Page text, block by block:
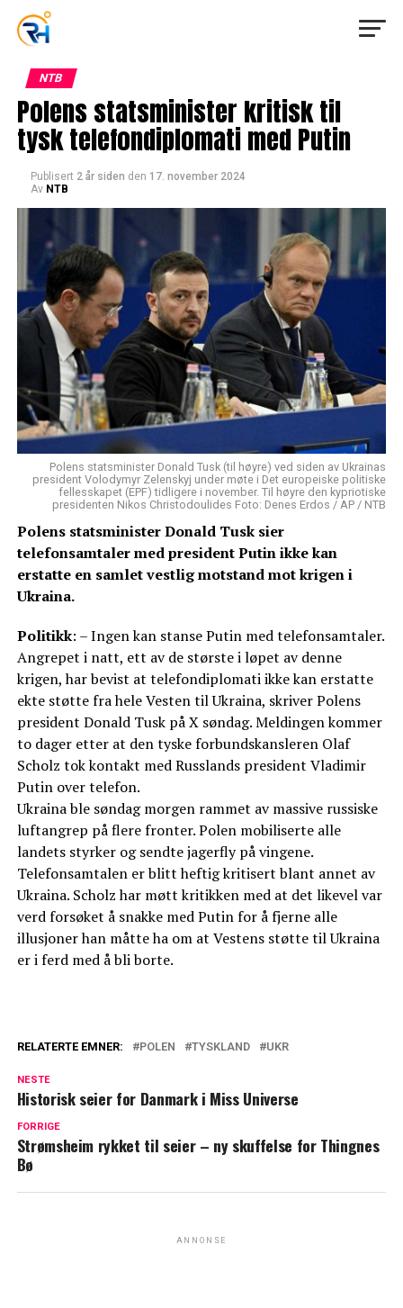
NTB
Polens statsminister kritisk til
tysk telefondiplomati med Putin
Publisert 2 år siden den 17. november 2024
Av NTB
Polens statsminister Donald Tusk (til høyre) ved siden av Ukrainas
president Volodymyr Zelenskyj under møte i Det europeiske politiske
fellesskapet (EPF) tidligere i november. Til høyre den kypriotiske
presidenten Nikos Christodoulides Foto: Denes Erdos / AP / NTB
Polens statsminister Donald Tusk sier
telefonsamtaler med president Putin ikke kan
erstatte en samlet vestlig motstand mot krigen i
Ukraina.
Politikk: – Ingen kan stanse Putin med telefonsamtaler.
Angrepet i natt, ett av de største i løpet av denne
krigen, har bevist at telefondiplomati ikke kan erstatte
ekte støtte fra hele Vesten til Ukraina, skriver Polens
president Donald Tusk på X søndag. Meldingen kommer
to dager etter at den tyske forbundskansleren Olaf
Scholz tok kontakt med Russlands president Vladimir
Putin over telefon.
Ukraina ble søndag morgen rammet av massive russiske
luftangrep på flere fronter. Polen mobiliserte alle
landets styrker og sendte jagerfly på vingene.
Telefonsamtalen er blitt heftig kritisert blant annet av
Ukraina. Scholz har møtt kritikken med at det likevel var
verd forsøket å snakke med Putin for å fjerne alle
illusjoner han måtte ha om at Vestens støtte til Ukraina
er i ferd med å bli borte.
RELATERTE EMNER: POLEN TYSKLAND UKR
NESTE
Historisk seier for Danmark i Miss Universe
FORRIGE
Strømsheim rykket til seier – ny skuffelse for Thingnes
Bø
ANNONSE